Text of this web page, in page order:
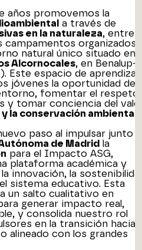
años promovemos la
a través de
en la naturaleza, entre
campamentos organizados
natural único situado en
Alcornocales, en Benalup-
Este espacio de
jóvenes la oportunidad de
fomentar el respeto
y tomar conciencia del
la conservación ambiental
paso al impulsar junto
de Madrid
la
para el Impacto ASG,
plataforma académica y
innovación, la
sistema educativo. Esta
un salto cualitativo en
generar impacto real,
y consolida nuestro rol
en la transición hacia
alineado con los grandes